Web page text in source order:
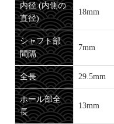
内径 (内側の
直径)
18mm
シャフト部
間隔
7mm
全長 29.5mm
ホール部全
長
13mm